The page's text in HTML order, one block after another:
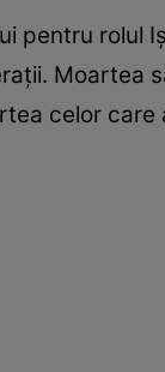
pentru rolul
Moartea
celor